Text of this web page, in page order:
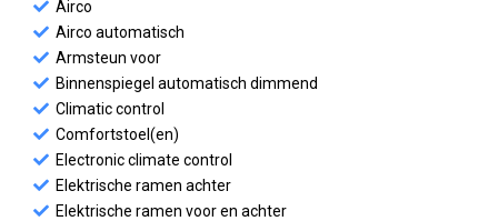
Airco
Airco automatisch
Armsteun voor
Binnenspiegel automatisch dimmend
Climatic control
Comfortstoel(en)
Electronic climate control
Elektrische ramen achter
Elektrische ramen voor en achter